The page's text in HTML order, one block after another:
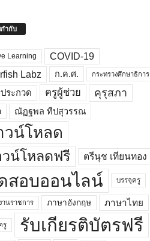
ำกับ
Learning
COVID-19
Labz
ก.ค.ศ. กระทรวงศึกษาธิการ
ระกวด ครูผู้ช่วย คุรุสภา
ณัฏฐพล ทีปสุวรรณ
วน์โหลด
น์โหลดฟรี ตรีนุช เทียนทอง
สอบออนไลน์ บรรจุครู
านราชการ ภาษาอังกฤษ ภาษาไทย
รู รับเกียรติบัตรฟรี